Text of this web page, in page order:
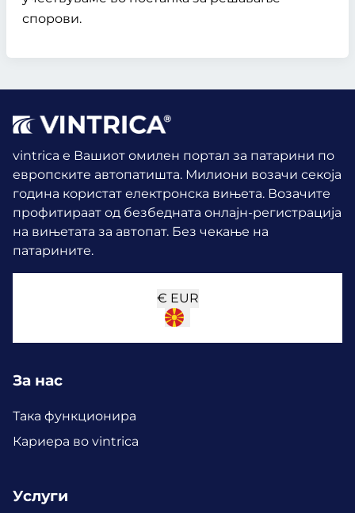
спорови.
vintrica е Вашиот омилен портал за патарини по
европските автопатишта. Милиони возачи секоја
година користат електронска вињета. Возачите
профитираат од безбедната онлајн-регистрација
на вињетата за автопат. Без чекање на
патарините.
€ EUR
За нас
Така функционира
Кариера во vintrica
Услуги